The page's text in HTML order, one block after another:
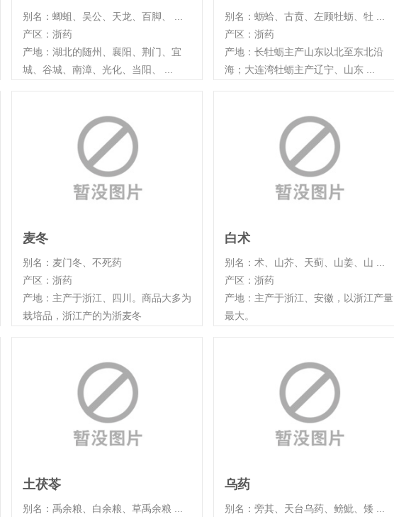
别名：蝍蛆、吴公、天龙、百脚、 ...
产区：浙药
产地：湖北的随州、襄阳、荆门、宜
城、谷城、南漳、光化、当阳、 ...
别名：蛎蛤、古贲、左顾牡蛎、牡 ...
产区：浙药
产地：长牡蛎主产山东以北至东北沿
海；大连湾牡蛎主产辽宁、山东 ...
麦冬
别名：麦门冬、不死药
产区：浙药
产地：主产于浙江、四川。商品大多为
栽培品，浙江产的为浙麦冬
白术
别名：术、山芥、天蓟、山姜、山 ...
产区：浙药
产地：主产于浙江、安徽，以浙江产量
最大。
土茯苓
别名：禹余粮、白余粮、草禹余粮 ...
乌药
别名：旁其、天台乌药、鳑魮、矮 ...